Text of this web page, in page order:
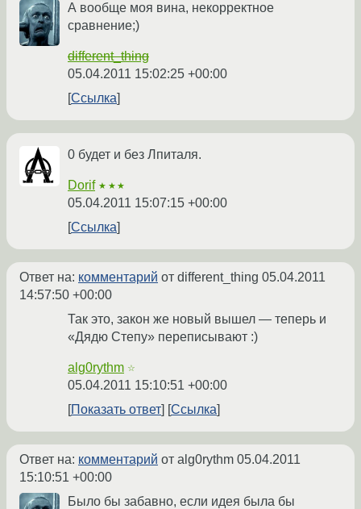
А вообще моя вина, некорректное
сравнение;)
different_thing
05.04.2011 15:02:25 +00:00
Ссылка
0 будет и без Лпиталя.
Dorif ★★★
05.04.2011 15:07:15 +00:00
Ссылка
Ответ на: комментарий от different_thing 05.04.2011
14:57:50 +00:00
Так это, закон же новый вышел — теперь и
«Дядю Степу» переписывают :)
alg0rythm ☆
05.04.2011 15:10:51 +00:00
Показать ответ
Ссылка
Ответ на: комментарий от alg0rythm 05.04.2011
15:10:51 +00:00
Было бы забавно, если идея была бы